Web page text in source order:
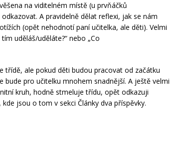
na viditelném místě (u prvňáčků
A pravidelně dělat reflexi, jak se nám
(opět nehodnotí paní učitelka, ale děti). Velmi
uděláš/uděláte?“ nebo „Co
třídě, ale pokud děti budou pracovat od začátku
bude pro učitelku mnohem snadnější. A ještě velmi
kruh, hodně stmeluje třídu, opět odkazuji
jsou o tom v sekci Články dva příspěvky.